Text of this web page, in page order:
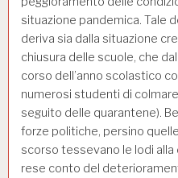
situazione pandemica. Tale
deriva sia dalla situazione
chiusura delle scuole, che
corso dell’anno scolastico
numerosi studenti di
seguito delle quarantene).
forze politiche, persino
scorso tessevano le lodi
rese conto del